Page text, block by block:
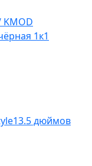
KMOD
1к1
дюймов